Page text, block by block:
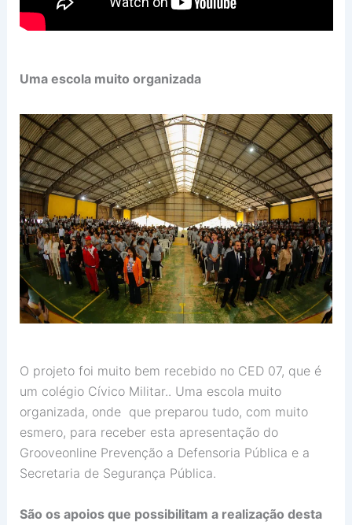
Uma escola muito organizada
O projeto foi muito bem recebido no CED 07, que é
um colégio Cívico Militar.. Uma escola muito
organizada, onde que preparou tudo, com muito
esmero, para receber esta apresentação do
Grooveonline Prevenção a Defensoria Pública e a
Secretaria de Segurança Pública.
São os apoios que possibilitam a realização desta